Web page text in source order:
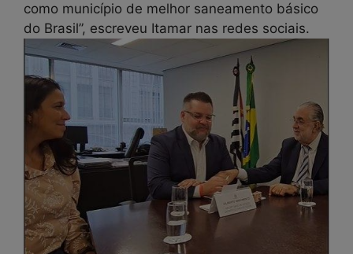
como município de melhor saneamento básico
do Brasil”, escreveu Itamar nas redes sociais.